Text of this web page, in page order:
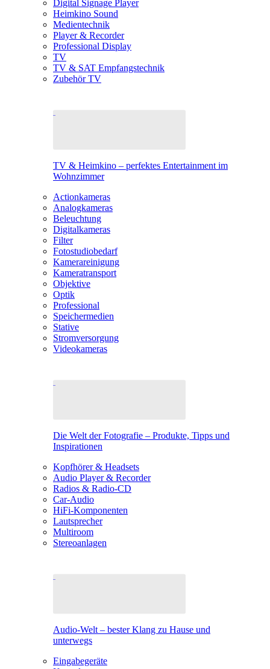
Digital Signage Player
Heimkino Sound
Medientechnik
Player & Recorder
Professional Display
TV
TV & SAT Empfangstechnik
Zubehör TV
TV & Heimkino – perfektes Entertainment im
Wohnzimmer
Actionkameras
Analogkameras
Beleuchtung
Digitalkameras
Filter
Fotostudiobedarf
Kamerareinigung
Kameratransport
Objektive
Optik
Professional
Speichermedien
Stative
Stromversorgung
Videokameras
Die Welt der Fotografie – Produkte, Tipps und
Inspirationen
Kopfhörer & Headsets
Audio Player & Recorder
Radios & Radio-CD
Car-Audio
HiFi-Komponenten
Lautsprecher
Multiroom
Stereoanlagen
Audio-Welt – bester Klang zu Hause und
unterwegs
Eingabegeräte